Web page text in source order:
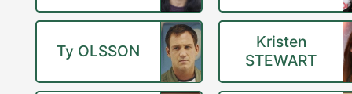
Ty OLSSON
Kristen
STEWART